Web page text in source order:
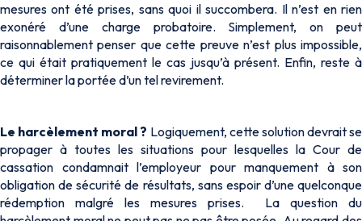
mesures ont été prises, sans quoi il succombera. Il n’est en rien
exonéré d’une charge probatoire. Simplement, on peut
raisonnablement penser que cette preuve n’est plus impossible,
ce qui était pratiquement le cas jusqu’à présent. Enfin, reste à
déterminer la portée d’un tel revirement.
Le harcèlement moral ? Logiquement, cette solution devrait se
propager à toutes les situations pour lesquelles la Cour de
cassation condamnait l’employeur pour manquement à son
obligation de sécurité de résultats, sans espoir d’une quelconque
rédemption malgré les mesures prises. La question du